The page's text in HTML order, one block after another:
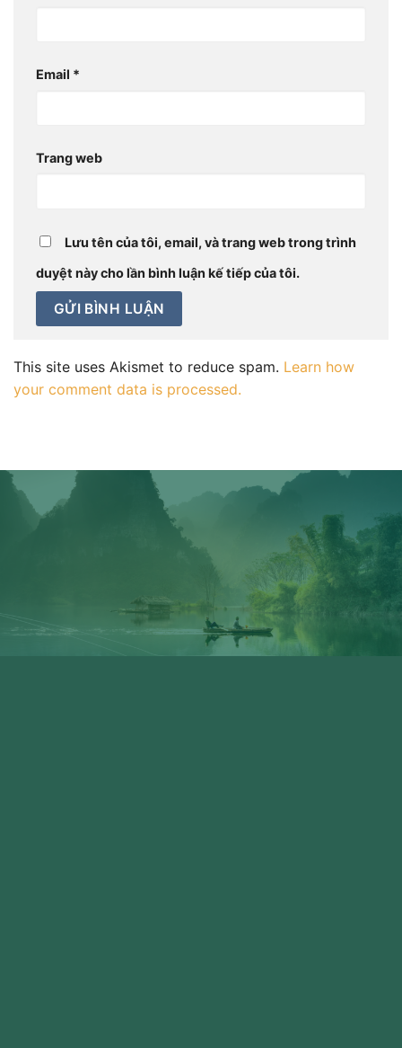
Email *
Trang web
Lưu tên của tôi, email, và trang web trong trình
duyệt này cho lần bình luận kế tiếp của tôi.
This site uses Akismet to reduce spam. Learn how
your comment data is processed.